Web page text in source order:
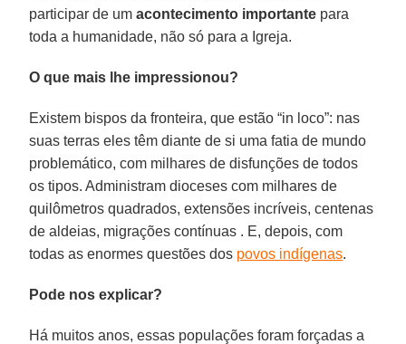
participar de umacontecimento importante para
toda a humanidade, não só para a Igreja.
O que mais lhe impressionou?
Existem bispos da fronteira, que estão “in loco”: nas
suas terras eles têm diante de si uma fatia de mundo
problemático, com milhares de disfunções de todos
os tipos. Administram dioceses com milhares de
quilômetros quadrados, extensões incríveis, centenas
de aldeias, migrações contínuas . E, depois, com
todas as enormes questões dos povos indígenas.
Pode nos explicar?
Há muitos anos, essas populações foram forçadas a